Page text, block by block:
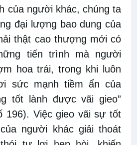
của người khác, chúng ta
đại lượng bao dung của
thật cao thượng mới có
tiến trình mà người
hoa trái, trong khi luôn
sức mạnh tiềm ẩn của
tốt lành được vãi gieo”
196). Việc gieo vãi sự tốt
người khác giải thoát